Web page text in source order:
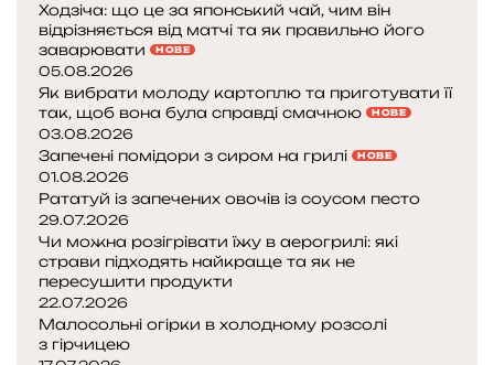
Ходзіча: що це за японський чай, чим він
відрізняється від матчі та як правильно його
заварювати
НОВЕ
05.08.2026
Як вибрати молоду картоплю та приготувати її
так, щоб вона була справді смачною
НОВЕ
03.08.2026
Запечені помідори з сиром на грилі НОВЕ
01.08.2026
Рататуй із запечених овочів із соусом песто
29.07.2026
Чи можна розігрівати їжу в аерогрилі: які
страви підходять найкраще та як не
пересушити продукти
22.07.2026
Малосольні огірки в холодному розсолі
з гірчицею